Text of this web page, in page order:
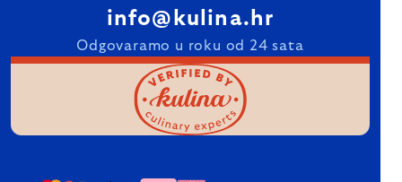
info@kulina.hr
Odgovaramo u roku od 24 sata